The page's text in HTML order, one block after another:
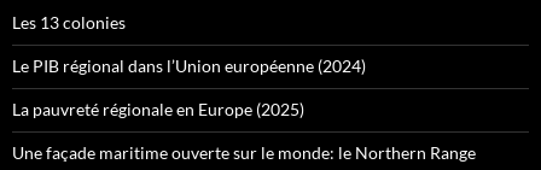
Les 13 colonies
Le PIB régional dans l’Union européenne (2024)
La pauvreté régionale en Europe (2025)
Une façade maritime ouverte sur le monde: le Northern Range